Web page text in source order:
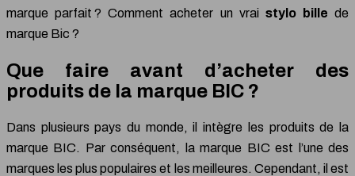
marque parfait ? Comment acheter un vrai stylo bille de
marque Bic ?
Que faire avant d’acheter des
produits de la marque BIC ?
Dans plusieurs pays du monde, il intègre les produits de la
marque BIC. Par conséquent, la marque BIC est l’une des
marques les plus populaires et les meilleures. Cependant, il est